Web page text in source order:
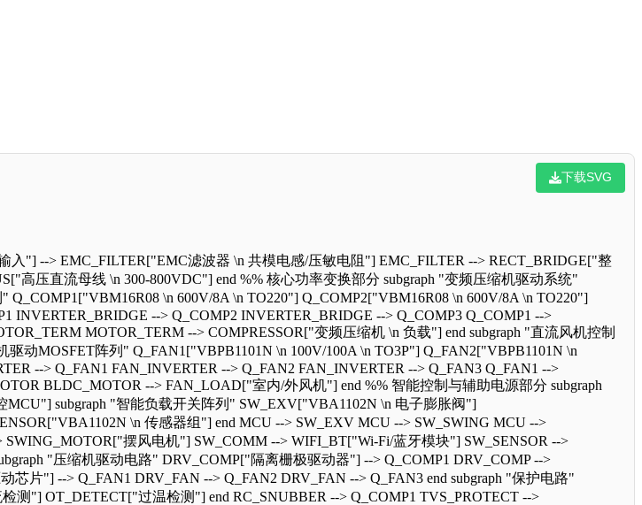
下载SVG
入"] --> EMC_FILTER["EMC滤波器 \n 共模电感/压敏电阻"] EMC_FILTER --> RECT_BRIDGE["整
高压直流母线 \n 300-800VDC"] end %% 核心功率变换部分 subgraph "变频压缩机驱动系统"
\n 600V/8A \n TO220"] Q_COMP2["VBM16R08 \n 600V/8A \n TO220"]
INVERTER_BRIDGE --> Q_COMP2 INVERTER_BRIDGE --> Q_COMP3 Q_COMP1 -->
MOTOR_TERM --> COMPRESSOR["变频压缩机 \n 负载"] end subgraph "直流风机控制
动MOSFET阵列" Q_FAN1["VBPB1101N \n 100V/100A \n TO3P"] Q_FAN2["VBPB1101N \n
--> Q_FAN1 FAN_INVERTER --> Q_FAN2 FAN_INVERTER --> Q_FAN3 Q_FAN1 -->
BLDC_MOTOR --> FAN_LOAD["室内/外风机"] end %% 智能控制与辅助电源部分 subgraph
subgraph "智能负载开关阵列" SW_EXV["VBA1102N \n 电子膨胀阀"]
\n 传感器组"] end MCU --> SW_EXV MCU --> SW_SWING MCU -->
摆风电机"] SW_COMM --> WIFI_BT["Wi-Fi/蓝牙模块"] SW_SENSOR -->
"压缩机驱动电路" DRV_COMP["隔离栅极驱动器"] --> Q_COMP1 DRV_COMP -->
片"] --> Q_FAN1 DRV_FAN --> Q_FAN2 DRV_FAN --> Q_FAN3 end subgraph "保护电路"
"] OT_DETECT["过温检测"] end RC_SNUBBER --> Q_COMP1 TVS_PROTECT -->